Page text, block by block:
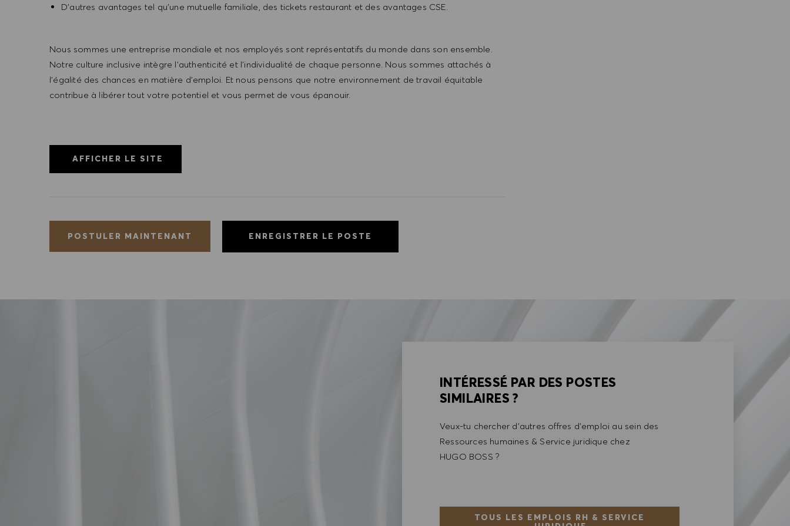
D’autres avantages tel qu’une mutuelle familiale, des tickets restaurant et des avantages CSE.
Nous sommes une entreprise mondiale et nos employés sont représentatifs du monde dans son ensemble.
Notre culture inclusive intègre l'authenticité et l'individualité de chaque personne. Nous sommes attachés à
l'égalité des chances en matière d'emploi. Et nous pensons que notre environnement de travail équitable
contribue à libérer tout votre potentiel et vous permet de vous épanouir.
AFFICHER LE SITE
POSTULER MAINTENANT ENREGISTRER LE POSTE
INTÉRESSÉ PAR DES POSTES
SIMILAIRES ?
Veux-tu chercher d'autres offres d'emploi au sein des
Ressources humaines & Service juridique chez
HUGO BOSS ?
TOUS LES EMPLOIS RH & SERVICE